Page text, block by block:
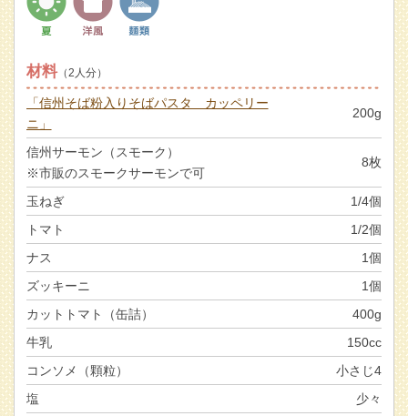
材料（2人分）
「信州そば粉入りそばパスタ カッペリー
ニ」
200g
信州サーモン（スモーク）
※市販のスモークサーモンで可
8枚
玉ねぎ
1/4個
トマト
1/2個
ナス
1個
ズッキーニ
1個
カットトマト（缶詰）
400g
牛乳
150cc
コンソメ（顆粒）
小さじ4
塩
少々